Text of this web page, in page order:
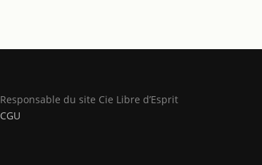
Responsable du site Cie Libre d’Esprit
CGU